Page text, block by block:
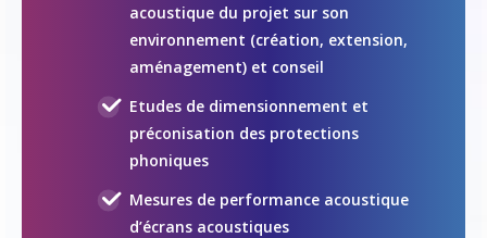
acoustique du projet sur son
environnement (création, extension,
aménagement) et conseil
Etudes de dimensionnement et
préconisation des protections
phoniques
Mesures de performance acoustique
d’écrans acoustiques